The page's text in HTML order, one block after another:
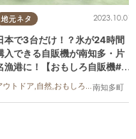
地元ネタ
南知多町
2023.10.01
本で3台だけ！？氷が24時間
入できる自販機が南知多・片
漁港に！【おもしろ自販機#3
アウトドア,自然,おもしろ自販機